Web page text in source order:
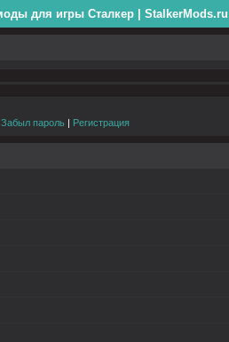
для игры Сталкер | StalkerMods.ru
Забыл пароль | Регистрация